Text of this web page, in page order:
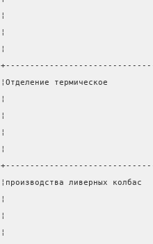
¦
¦
¦
¦Отделение
¦
¦
¦
¦
¦производства ливерных
¦
¦
¦